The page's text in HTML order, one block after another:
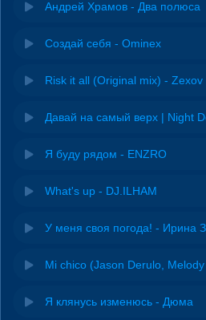
Андрей Храмов - Два полюса
Создай себя - Ominex
Risk it all (Original mix) - Zexov
Давай на самый верх | Night
Я буду рядом - ENZRO
What's up - DJ.ILHAM
У меня своя погода! - Ирина
Я клянусь изменюсь - Дюма